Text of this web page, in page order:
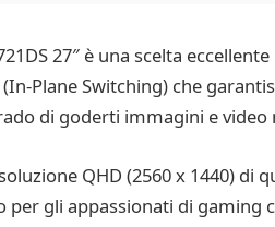
27″ è una scelta
Plane Switching) che
di goderti immagini e
QHD (2560 x 1440) di
gli appassionati di gaming